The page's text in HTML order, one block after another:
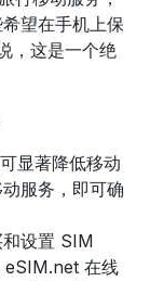
望在手机上保
，这是一个绝
显著降低移动
服务 ，即可确
设置 SIM
eSIM.net 在线